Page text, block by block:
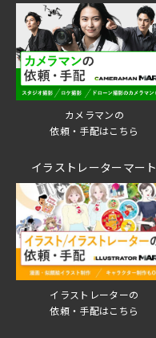
カメラマンの
依頼・手配はこちら
イラストレーターマート
イラストレーターの
依頼・手配はこちら